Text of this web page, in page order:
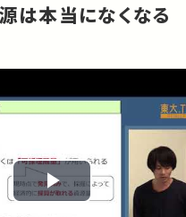
は本当になくなる
Play